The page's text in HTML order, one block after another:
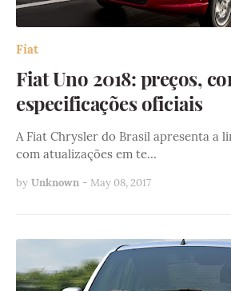
Fiat
Fiat Uno 2018: preços,
especificações oficiais
A Fiat Chrysler do Brasil apresenta a
com atualizações em te…
by Unknown - May 08, 2017